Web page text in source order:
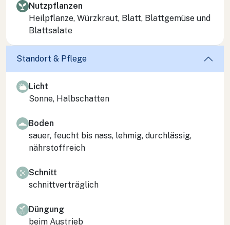
Nutzpflanzen
Heilpflanze, Würzkraut, Blatt, Blattgemüse und
Blattsalate
Standort & Pflege
Licht
Sonne, Halbschatten
Boden
sauer, feucht bis nass, lehmig, durchlässig,
nährstoffreich
Schnitt
schnittverträglich
Düngung
beim Austrieb